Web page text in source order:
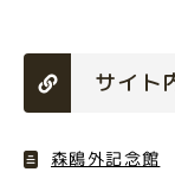
サイト
森鴎外記念館